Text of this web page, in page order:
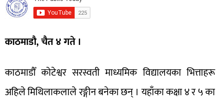
काठमाडौ, चैत ४ गते ।
काठमाडौँ कोटेश्वर सरस्वती माध्यमिक विद्यालयका भित्ताहरू
अहिले मिथिलाकलाले रङ्गीन बनेका छन् । यहाँका कक्षा ४ र ५ का